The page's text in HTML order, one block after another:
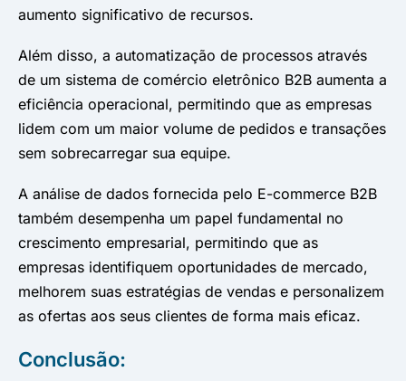
aumento significativo de recursos.
Além disso, a automatização de processos através
de um sistema de comércio eletrônico B2B aumenta a
eficiência operacional, permitindo que as empresas
lidem com um maior volume de pedidos e transações
sem sobrecarregar sua equipe.
A análise de dados fornecida pelo E-commerce B2B
também desempenha um papel fundamental no
crescimento empresarial, permitindo que as
empresas identifiquem oportunidades de mercado,
melhorem suas estratégias de vendas e personalizem
as ofertas aos seus clientes de forma mais eficaz.
Conclusão: